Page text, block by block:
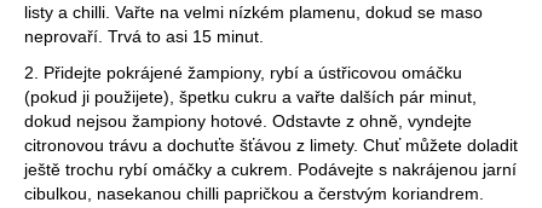
listy a chilli. Vařte na velmi nízkém plamenu, dokud se maso
neprovaří. Trvá to asi 15 minut.
2. Přidejte pokrájené žampiony, rybí a ústřicovou omáčku
(pokud ji použijete), špetku cukru a vařte dalších pár minut,
dokud nejsou žampiony hotové. Odstavte z ohně, vyndejte
citronovou trávu a dochuťte šťávou z limety. Chuť můžete doladit
ještě trochu rybí omáčky a cukrem. Podávejte s nakrájenou jarní
cibulkou, nasekanou chilli papričkou a čerstvým koriandrem.